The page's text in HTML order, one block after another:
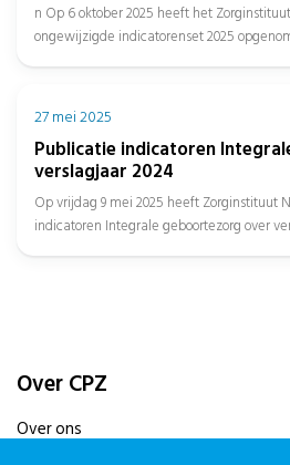
n Op 6 oktober 2025 heeft het
ongewijzigde indicatorenset 2025
27 mei 2025
Publicatie indicatoren
verslagjaar 2024
Op vrijdag 9 mei 2025 heeft Zorginstituut
indicatoren Integrale geboortezorg over
Over CPZ
Over ons